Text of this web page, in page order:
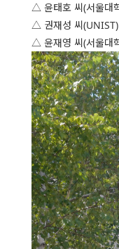
△ 윤태호 씨(서울대
△ 권재성 씨
△ 윤재영 씨(서울